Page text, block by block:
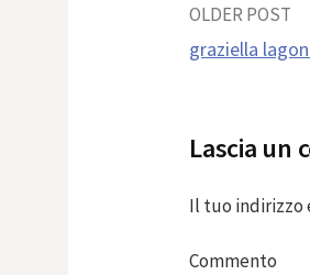
Post
OLDER POST
graziella
Lascia un
Il tuo indirizzo
Commento